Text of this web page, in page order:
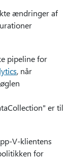
ændringer af
pipeline for
, når
er til
V-klientens
for